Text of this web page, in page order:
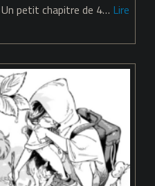
–
Un petit chapitre de 4… Lire